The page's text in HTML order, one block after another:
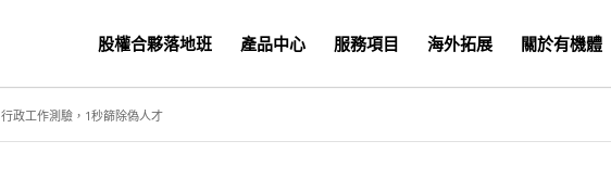
股權合夥落地班 產品中心 服務項目 海外拓展 關於有機體
行政工作測驗，1秒篩除偽人才